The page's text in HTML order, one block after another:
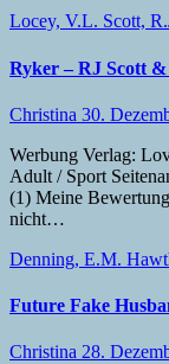
Locey, V.L. Scott,
Ryker – RJ Scott
Christina 30.
Werbung Verlag: Love Lane Books VÖ: 09/2018 Genre: New
Adult / Sport
(1) Meine
nicht…
Denning, E.M.
Future Fake
Christina 28.